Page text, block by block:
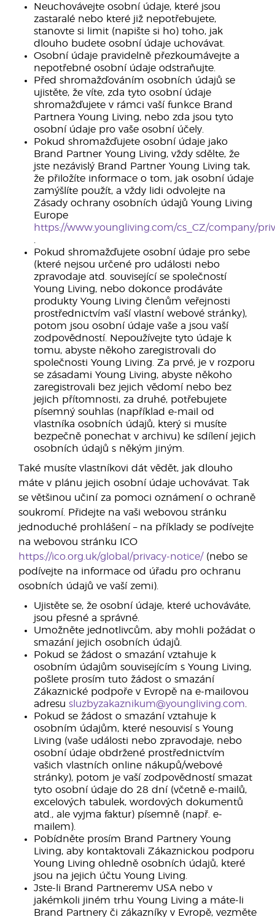
Neuchovávejte osobní údaje, které jsou
zastaralé nebo které již nepotřebujete,
stanovte si limit (napište si ho) toho, jak
dlouho budete osobní údaje uchovávat.
Osobní údaje pravidelně přezkoumávejte a
nepotřebné osobní údaje odstraňujte.
Před shromažďováním osobních údajů se
ujistěte, že víte, zda tyto osobní údaje
shromažďujete v rámci vaší funkce Brand
Partnera Young Living, nebo zda jsou tyto
osobní údaje pro vaše osobní účely.
Pokud shromažďujete osobní údaje jako
Brand Partner Young Living, vždy sdělte, že
jste nezávislý Brand Partner Young Living tak,
že přiložíte informace o tom, jak osobní údaje
zamýšlíte použít, a vždy lidi odvolejte na
Zásady ochrany osobních údajů Young Living
Europe
https://www.youngliving.com/cs_CZ/company/
Pokud shromažďujete osobní údaje pro sebe
(které nejsou určené pro události nebo
zpravodaje atd. související se společností
Young Living, nebo dokonce prodáváte
produkty Young Living členům veřejnosti
prostřednictvím vaší vlastní webové stránky),
potom jsou osobní údaje vaše a jsou vaší
zodpovědností. Nepoužívejte tyto údaje k
tomu, abyste někoho zaregistrovali do
společnosti Young Living. Za prvé, je v rozporu
se zásadami Young Living, abyste někoho
zaregistrovali bez jejich vědomí nebo bez
jejich přítomnosti, za druhé, potřebujete
písemný souhlas (například e-mail od
vlastníka osobních údajů, který si musíte
bezpečně ponechat v archivu) ke sdílení jejich
osobních údajů s někým jiným.
Také musíte vlastníkovi dát vědět, jak dlouho
máte v plánu jejich osobní údaje uchovávat. Tak
se většinou učiní za pomoci oznámení o ochraně
soukromí. Přidejte na vaši webovou stránku
jednoduché prohlášení – na příklady se podívejte
na webovou stránku ICO
https://ico.org.uk/global/privacy-notice/ (nebo se
podívejte na informace od úřadu pro ochranu
osobních údajů ve vaší zemi).
Ujistěte se, že osobní údaje, které uchováváte,
jsou přesné a správné.
Umožněte jednotlivcům, aby mohli požádat o
smazání jejich osobních údajů.
Pokud se žádost o smazání vztahuje k
osobním údajům souvisejícím s Young Living,
pošlete prosím tuto žádost o smazání
Zákaznické podpoře v Evropě na e-mailovou
adresu sluzbyzakaznikum@youngliving.com
Pokud se žádost o smazání vztahuje k
osobním údajům, které nesouvisí s Young
Living (vaše události nebo zpravodaje, nebo
osobní údaje obdržené prostřednictvím
vašich vlastních online nákupů/webové
stránky), potom je vaší zodpovědností smazat
tyto osobní údaje do 28 dní (včetně e-mailů,
excelových tabulek, wordových dokumentů
atd., ale vyjma faktur) písemně (např. e-
mailem).
Pobídněte prosím Brand Partnery Young
Living, aby kontaktovali Zákaznickou podporu
Young Living ohledně osobních údajů, které
jsou na jejich účtu Young Living.
Jste-li Brand Partneremv USA nebo v
jakémkoli jiném trhu Young Living a máte-li
Brand Partnery či zákazníky v Evropě, vezměte